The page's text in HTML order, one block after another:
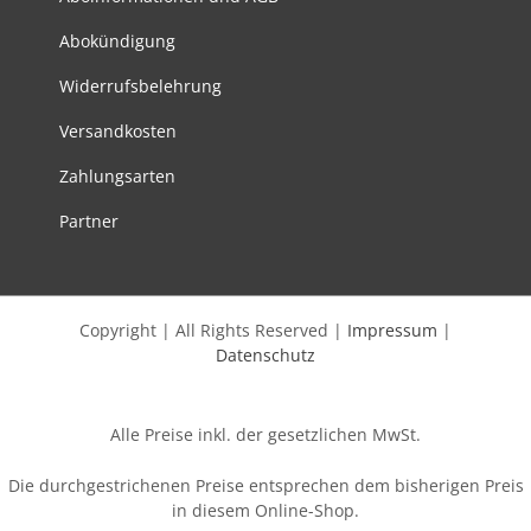
Abokündigung
Widerrufsbelehrung
Versandkosten
Zahlungsarten
Partner
Copyright | All Rights Reserved | Impressum |
Datenschutz
Alle Preise inkl. der gesetzlichen MwSt.
Die durchgestrichenen Preise entsprechen dem bisherigen Preis
in diesem Online-Shop.